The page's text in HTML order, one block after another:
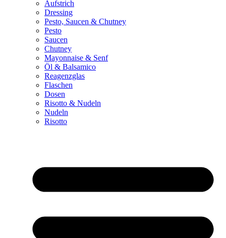
Aufstrich
Dressing
Pesto, Saucen & Chutney
Pesto
Saucen
Chutney
Mayonnaise & Senf
Öl & Balsamico
Reagenzglas
Flaschen
Dosen
Risotto & Nudeln
Nudeln
Risotto